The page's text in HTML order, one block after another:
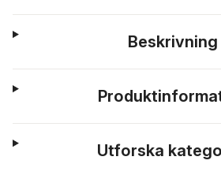
Beskrivning
Utforska